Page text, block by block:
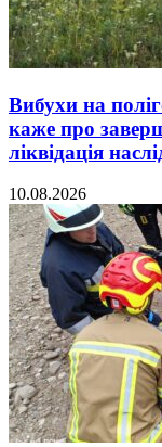
Вибухи на
каже про
ліквідація
10.08.2026